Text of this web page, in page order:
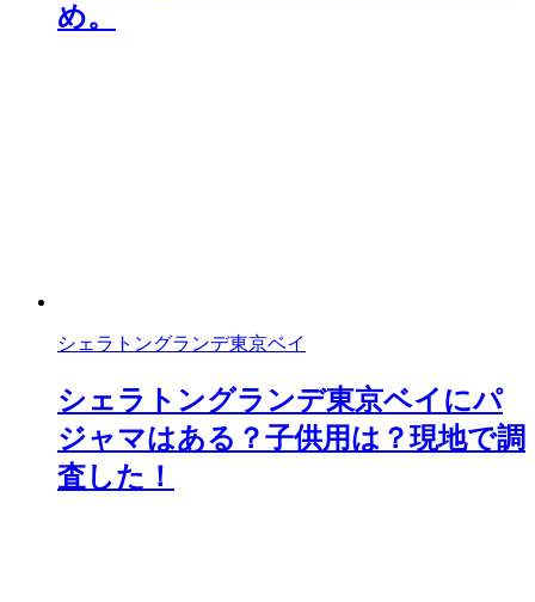
め。
シェラトングランデ東京ベイ
シェラトングランデ東京ベイにパ
ジャマはある？子供用は？現地で調
査した！